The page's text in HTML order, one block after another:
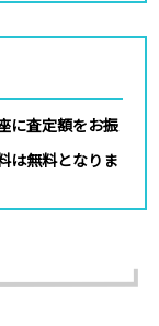
に査定額をお振
は無料となりま